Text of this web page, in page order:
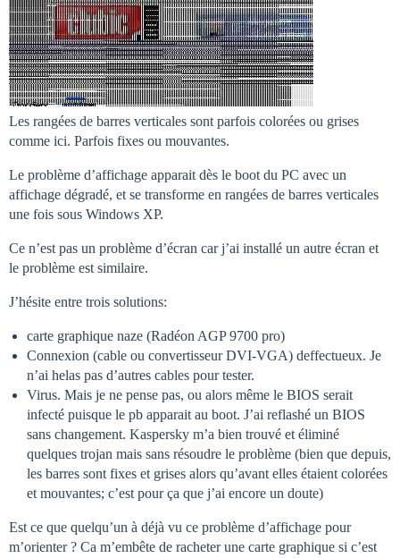
Les rangées de barres verticales sont parfois colorées ou grises
comme ici. Parfois fixes ou mouvantes.
Le problème d’affichage apparait dès le boot du PC avec un
affichage dégradé, et se transforme en rangées de barres verticales
une fois sous Windows XP.
Ce n’est pas un problème d’écran car j’ai installé un autre écran et
le problème est similaire.
J’hésite entre trois solutions:
carte graphique naze (Radéon AGP 9700 pro)
Connexion (cable ou convertisseur DVI-VGA) deffectueux. Je
n’ai helas pas d’autres cables pour tester.
Virus. Mais je ne pense pas, ou alors même le BIOS serait
infecté puisque le pb apparait au boot. J’ai reflashé un BIOS
sans changement. Kaspersky m’a bien trouvé et éliminé
quelques trojan mais sans résoudre le problème (bien que depuis,
les barres sont fixes et grises alors qu’avant elles étaient colorées
et mouvantes; c’est pour ça que j’ai encore un doute)
Est ce que quelqu’un à déjà vu ce problème d’affichage pour
m’orienter ? Ca m’embête de racheter une carte graphique si c’est